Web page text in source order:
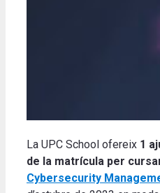
La UPC School ofereix 1
de la matrícula per
Cybersecurity